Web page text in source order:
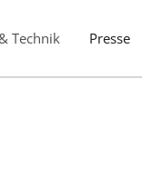
Technik Presse